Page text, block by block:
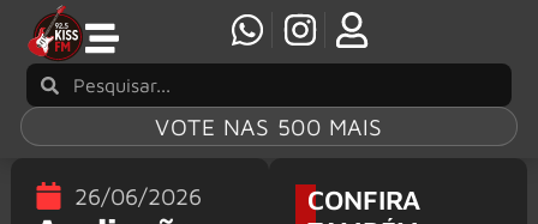
VOTE NAS 500 MAIS
26/06/2026
CONFIRA